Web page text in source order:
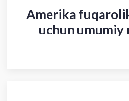
Amerika
uchun umumiy